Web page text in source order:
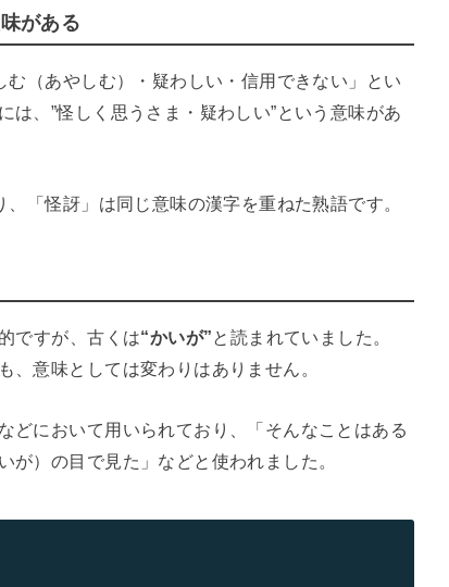
がある
む（あやしむ）・疑わしい・信用できない」とい
、”怪しく思うさま・疑わしい”という意味があ
、「怪訝」は同じ意味の漢字を重ねた熟語です。
ですが、古くは“かいが”と読まれていました。
、意味としては変わりはありません。
どにおいて用いられており、「そんなことはある
）の目で見た」などと使われました。